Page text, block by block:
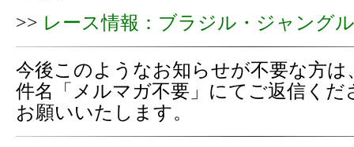
>> レース情報：ブラジル・ジャング
今後このようなお知らせが不要な方は
件名「メルマガ不要」にてご返信くだ
お願いいたします。